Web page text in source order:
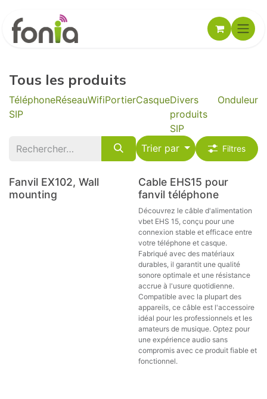
Tous les produits
Téléphone
SIP
RéseauWifiPortierCasqueDivers
produits
SIP
Onduleur
Trier par Filtres
Fanvil EX102, Wall
mounting
Nouveau !
Cable EHS15 pour
fanvil téléphone
Découvrez le câble d'alimentation
vbet EHS 15, conçu pour une
connexion stable et efficace entre
votre téléphone et casque.
Fabriqué avec des matériaux
durables, il garantit une qualité
sonore optimale et une résistance
accrue à l'usure quotidienne.
Compatible avec la plupart des
appareils, ce câble est l'accessoire
idéal pour les professionnels et les
amateurs de musique. Optez pour
une expérience audio sans
compromis avec ce produit fiable et
fonctionnel.